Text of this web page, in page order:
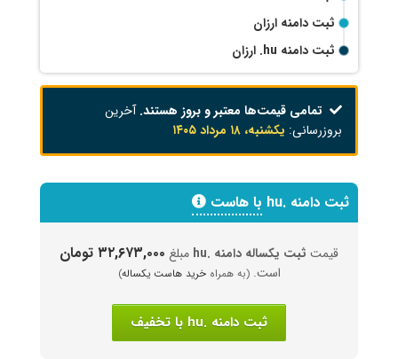
ثبت دامنه ارزان
ثبت دامنه .hu ارزان
تمامی قیمت‌ها معتبر و بروز هستند.آخرین
بروزرسانی: یکشنبه، ۱۸ مرداد ۱۴۰۵
ثبت دامنه .hu با هاست
قیمت ثبت یکساله دامنه .hu مبلغ ۳۲,۶۷۳,۰۰۰ تومان
است.(به همراهخرید هاست یکساله)
ثبت دامنه .hu با تخفیف